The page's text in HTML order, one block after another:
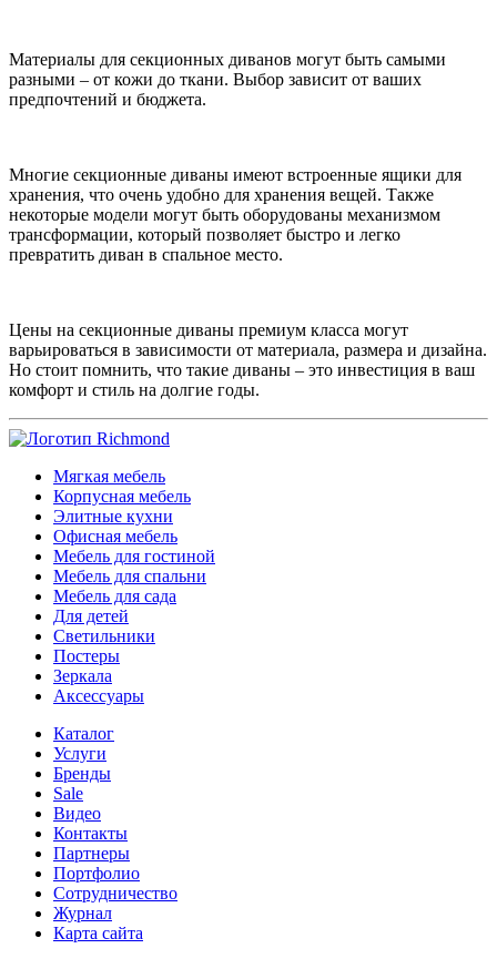
Материалы для секционных диванов могут быть самыми
разными – от кожи до ткани. Выбор зависит от ваших
предпочтений и бюджета.
Многие секционные диваны имеют встроенные ящики для
хранения, что очень удобно для хранения вещей. Также
некоторые модели могут быть оборудованы механизмом
трансформации, который позволяет быстро и легко
превратить диван в спальное место.
Цены на секционные диваны премиум класса могут
варьироваться в зависимости от материала, размера и дизайна.
Но стоит помнить, что такие диваны – это инвестиция в ваш
комфорт и стиль на долгие годы.
Мягкая мебель
Корпусная мебель
Элитные кухни
Офисная мебель
Мебель для гостиной
Мебель для спальни
Мебель для сада
Для детей
Светильники
Постеры
Зеркала
Аксессуары
Каталог
Услуги
Бренды
Sale
Видео
Контакты
Партнеры
Портфолио
Сотрудничество
Журнал
Карта сайта